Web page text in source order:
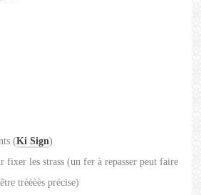
(Ki Sign)
fixer les strass (un fer à repasser peut faire
trèèèès précise)